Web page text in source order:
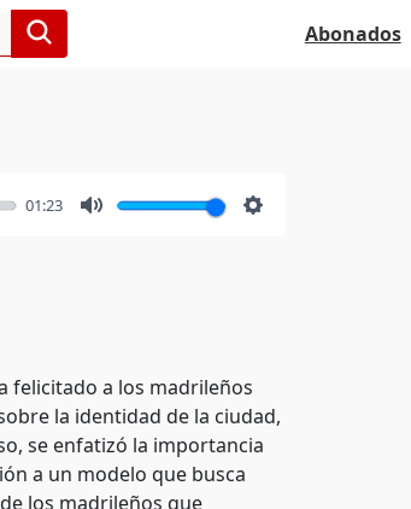
Abonados
01:23
felicitado a los madrileños
la identidad de la ciudad,
se enfatizó la importancia
a un modelo que busca
los madrileños que